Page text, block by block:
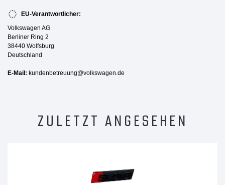
EU-Verantwortlicher:
Volkswagen AG
Berliner Ring 2
38440 Wolfsburg
Deutschland
E-Mail: kundenbetreuung@volkswagen.de
ZULETZT ANGESEHEN